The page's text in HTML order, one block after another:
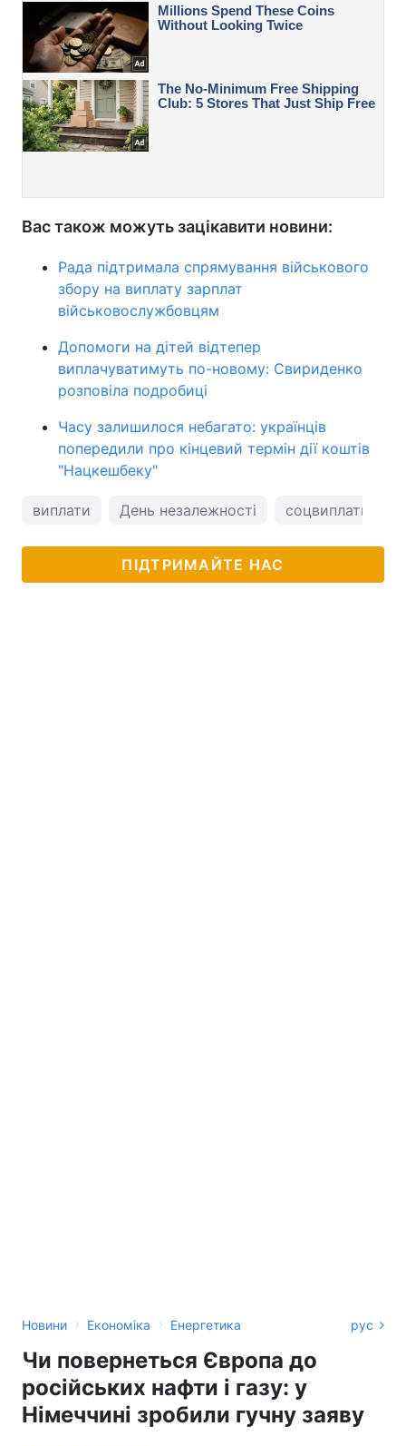
Вас також можуть зацікавити новини:
Рада підтримала спрямування військового
збору на виплату зарплат
військовослужбовцям
Допомоги на дітей відтепер
виплачуватимуть по-новому: Свириденко
розповіла подробиці
Часу залишилося небагато: українців
попередили про кінцевий термін дії коштів
"Нацкешбеку"
виплати День незалежності соцвиплати в
ПІДТРИМАЙТЕ НАС
Новини › Економіка › Енергетика рус
Чи повернеться Європа до
російських нафти і газу: у
Німеччині зробили гучну заяву